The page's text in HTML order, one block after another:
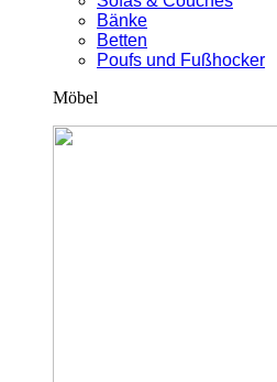
Bänke
Betten
Poufs und Fußhocker
Möbel